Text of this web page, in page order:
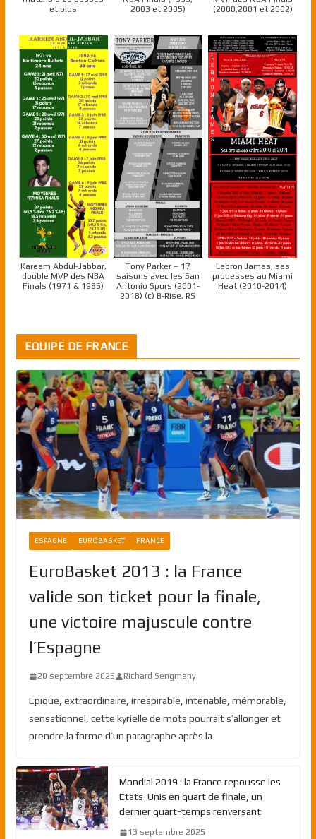
et plus
2003 et 2005)
(2000,2001 et 2002)
Kareem Abdul-Jabbar,
double MVP des NBA
Finals (1971 & 1985)
Tony Parker – 17
saisons avec les San
Antonio Spurs (2001-
2018) (c) B-Rise, RS
Lebron James, ses
prouesses au Miami
Heat (2010-2014)
EQUIPE DE FRANCE
ESPAGNE EUROBASKET FRANCE
EuroBasket 2013 : la France
valide son ticket pour la finale,
une victoire majuscule contre
l’Espagne
20 septembre 2025 Richard Sengmany
Epique, extraordinaire, irrespirable, intenable, mémorable,
sensationnel, cette kyrielle de mots pourrait s’allonger et
prendre la forme d’un paragraphe après la
Mondial 2019 : la France repousse les
Etats-Unis en quart de finale, un
dernier quart-temps renversant
13 septembre 2025